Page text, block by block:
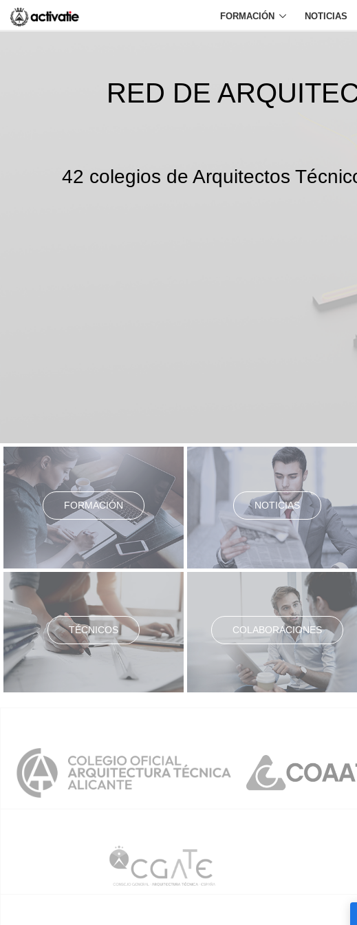
FORMACIÓN NOTICIAS
RED DE
42 colegios de Arquitectos
FORMACIÓN NOTICIAS
TÉCNICOS COLABORACIONES